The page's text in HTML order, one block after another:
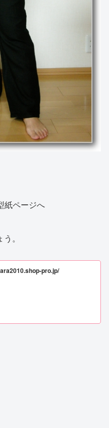
紙ページへ
。
pro.jp/